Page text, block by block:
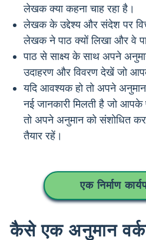
लेखक क्या कहना चाह रहा है।
लेखक के उद्देश्य और संदेश पर
लेखक ने पाठ क्यों लिखा और वे
पाठ से साक्ष्य के साथ अपने
उदाहरण और विवरण देखें जो
यदि आवश्यक हो तो अपने
नई जानकारी मिलती है जो आपके
तो अपने अनुमान को संशोधित
तैयार रहें।
एक निर्माण
कैसे एक अनुमान